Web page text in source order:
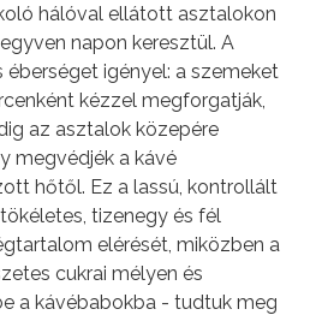
hálóval ellátott asztalokon
napon keresztül. A
igényel: a szemeket
kézzel megforgatják,
az asztalok közepére
megvédjék a kávé
hőtől. Ez a lassú, kontrollált
tizenegy és fél
elérését, miközben a
cukrai mélyen és
a kávébabokba - tudtuk meg